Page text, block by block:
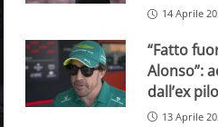
14 Aprile
“Fatto
Alonso”:
dall’ex
13 Aprile